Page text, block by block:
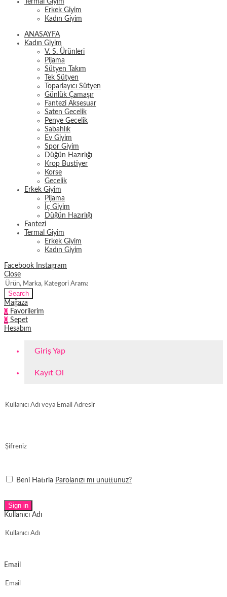
Termal Giyim
Erkek Giyim
Kadın Giyim
ANASAYFA
Kadın Giyim
V. S. Ürünleri
Pijama
Sütyen Takım
Tek Sütyen
Toparlayıcı Sütyen
Günlük Çamaşır
Fantezi Aksesuar
Saten Gecelik
Penye Gecelik
Sabahlık
Ev Giyim
Spor Giyim
Düğün Hazırlığı
Krop Bustiyer
Korse
Gecelik
Erkek Giyim
Pijama
İç Giyim
Düğün Hazırlığı
Fantezi
Termal Giyim
Erkek Giyim
Kadın Giyim
Facebook
Instagram
Close
Search
Mağaza
0 Favorilerim
0 Sepet
Hesabım
Giriş Yap
Kayıt Ol
Beni Hatırla Parolanızı mı unuttunuz?
Sign in
Kullanıcı Adı
Email